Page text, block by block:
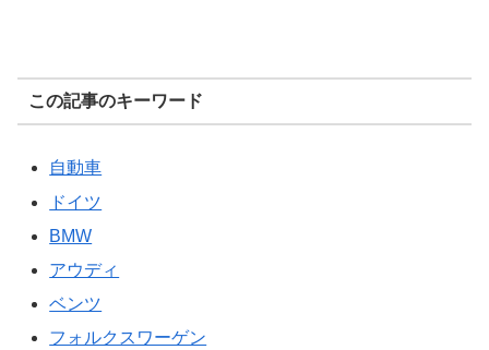
この記事のキーワード
自動車
ドイツ
BMW
アウディ
ベンツ
フォルクスワーゲン